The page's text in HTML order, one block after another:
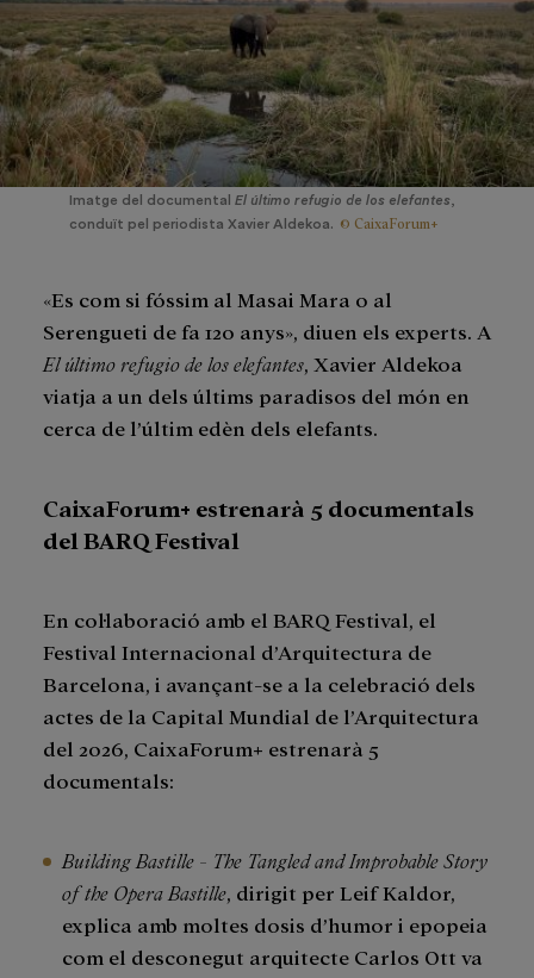
Imatge del documental El último refugio de los elefantes
conduït pel periodista Xavier Aldekoa. © CaixaForum+
«Es com si fóssim al Masai Mara o al
Serengueti de fa 120 anys», diuen els experts. A
El último refugio de los elefantes , Xavier Aldekoa
viatja a un dels últims paradisos del món en
cerca de l’últim edèn dels elefants.
CaixaForum+ estrenarà 5 documentals
del BARQ Festival
En col·laboració amb el BARQ Festival, el
Festival Internacional d’Arquitectura de
Barcelona, i avançant-se a la celebració dels
actes de la Capital Mundial de l’Arquitectura
del 2026, CaixaForum+ estrenarà 5
documentals:
Building Bastille - The Tangled and Improbable Story
of the Opera Bastille , dirigit per Leif Kaldor,
explica amb moltes dosis d’humor i epopeia
com el desconegut arquitecte Carlos Ott va